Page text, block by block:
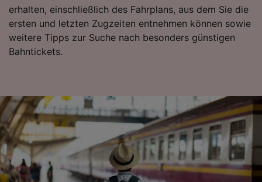
erhalten, einschließlich des Fahrplans, aus dem Sie die
ersten und letzten Zugzeiten entnehmen können sowie
weitere Tipps zur Suche nach besonders günstigen
Bahntickets.
Folgendes bereitzustellen:
Verwendung genauer Standortdaten.
Endgeräteeigenschaften zur Identifikation
aktiv abfragen. Speichern von oder Zugriff auf
Informationen auf einem Endgerät.
Inhalten, Zielgruppenforschung sowie
Entwicklung und Verbesserung von
Angeboten.
Liste der Partner (Lieferanten)